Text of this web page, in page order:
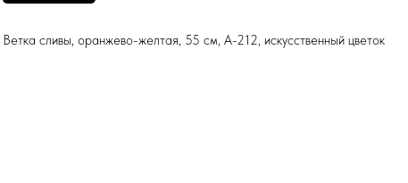
Ветка сливы, оранжево-желтая, 55 см, А-212, искусственный цветок